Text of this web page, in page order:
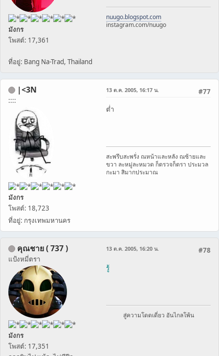
มังกร
โพสต์: 17,361
ที่อยู่: Bang Na-Trad, Thailand
nuugo.blogspot.com
instagram.com/nuugo
|<3N
::::
มังกร
โพสต์: 18,723
ที่อยู่: กรุงเทพมหานคร
#77
13 ต.ค. 2005, 16:17 น.
ต่ำ
สะพรึบสะพรั่ง ณหน้าและหลัง ณซ้ายและ
ขวา ละหมู่ละหมวด ก็ตรวจก็ตรา ประมวล
กะมา สิมากประมาณ
คุณชาย ( 737 )
แป้งหมี่ตรา
มังกร
โพสต์: 17,351
#78
13 ต.ค. 2005, 16:20 น.
รู้
สู่ความโดดเดี่ยว อันไกลโพ้น